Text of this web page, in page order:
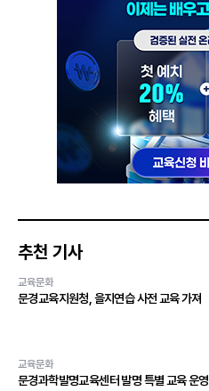
추천 기사
교육문화
문경교육지원청, 을지연습 사전 교육 가져
교육문화
문경과학발명교육센터 발명 특별 교육 운영